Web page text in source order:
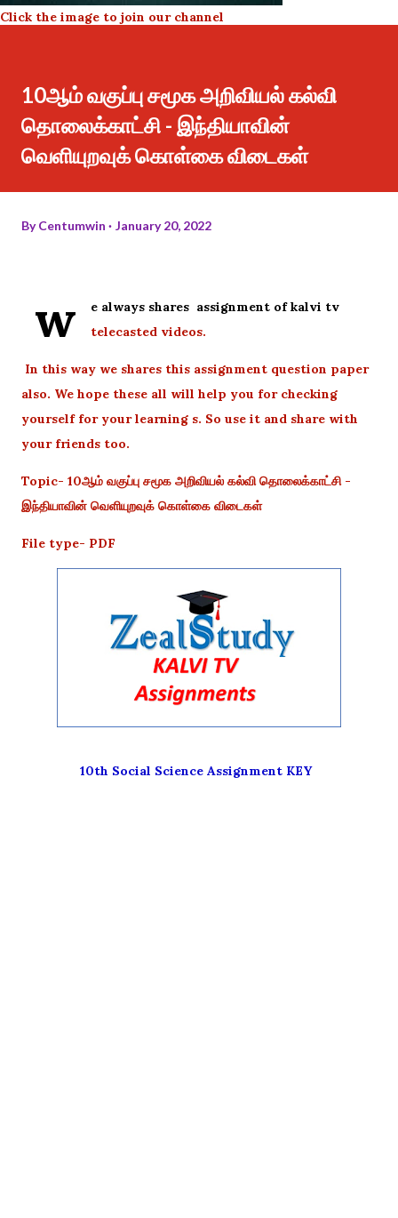
Click the image to join our channel
10ஆம் வகுப்பு சமூக அறிவியல் கல்வி
தொலைக்காட்சி - இந்தியாவின்
வெளியுறவுக் கொள்கை விடைகள்
ByCentumwin January 20, 2022
w
e always shares assignment of kalvi tv
telecasted videos.
In this way we shares this assignment question paper
also. We hope these all will help you for checking
yourself for your learning s. So use it and share with
your friends too.
Topic- 10ஆம் வகுப்பு சமூக அறிவியல் கல்வி தொலைக்காட்சி -
இந்தியாவின் வெளியுறவுக் கொள்கை விடைகள்
File type- PDF
10th Social Science Assignment KEY